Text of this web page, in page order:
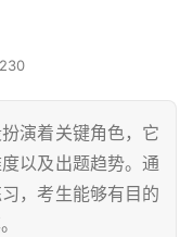
演着关键角色，它
以及出题趋势。通
，考生能够有目的